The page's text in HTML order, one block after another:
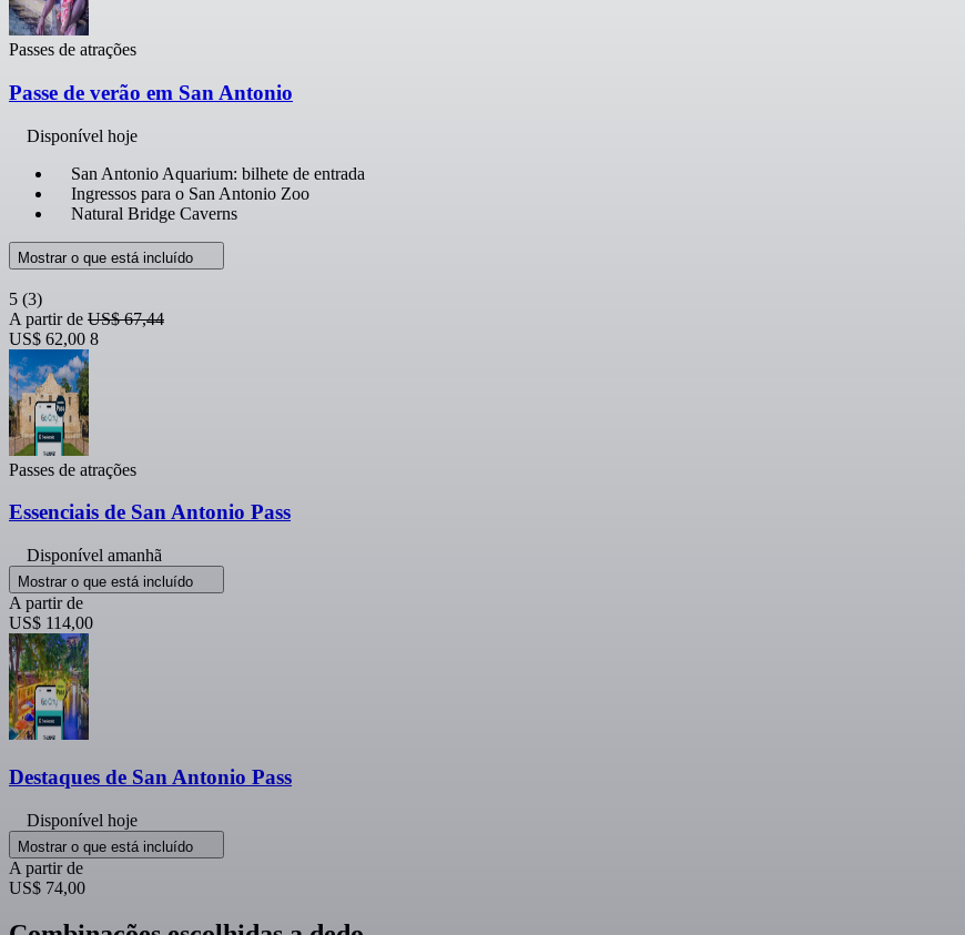
Passes de atrações
Passe de verão em San Antonio
Disponível hoje
San Antonio Aquarium: bilhete de entrada
Ingressos para o San Antonio Zoo
Natural Bridge Caverns
Mostrar o que está incluído
5 (3)
A partir de US$ 67,44
US$ 62,00 8
Passes de atrações
Essenciais de San Antonio Pass
Disponível amanhã
Mostrar o que está incluído
A partir de
US$ 114,00
Destaques de San Antonio Pass
Disponível hoje
Mostrar o que está incluído
A partir de
US$ 74,00